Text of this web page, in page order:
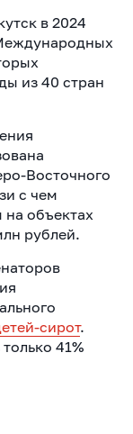
в 2024
из 40 стран
Восточного
с чем
объектах
рублей.
сирот.
41%